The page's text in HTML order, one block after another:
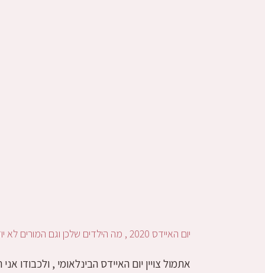
יום האיידס 2020 , מה הילדים שלכן וגם המורים לא יודעים?
אתמול צויין יום האיידס הבינלאומי ,